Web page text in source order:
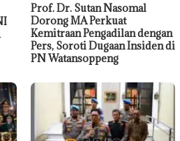
Prof. Dr. Sutan Nasomal
Dorong MA Perkuat
Kemitraan Pengadilan dengan
Pers, Soroti Dugaan Insiden di
PN Watansoppeng